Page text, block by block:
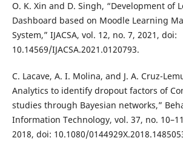
O. K. Xin and D. Singh, “Development of
Dashboard based on Moodle Learning
System,” IJACSA, vol. 12, no. 7, 2021, doi:
10.14569/IJACSA.2021.0120793.
C. Lacave, A. I. Molina, and J. A. Cruz-
Analytics to identify dropout factors of
studies through Bayesian networks,”
Information Technology, vol. 37, no.
2018, doi: 10.1080/